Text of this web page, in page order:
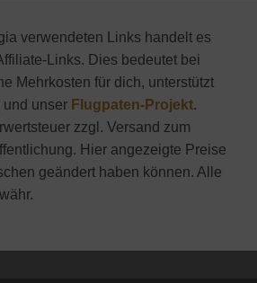
verwendeten Links handelt es
Links. Dies bedeutet bei
Mehrkosten für dich, unterstützt
und unser Flugpaten-Projekt.
zzgl. Versand zum
Hier angezeigte Preise
geändert haben können. Alle